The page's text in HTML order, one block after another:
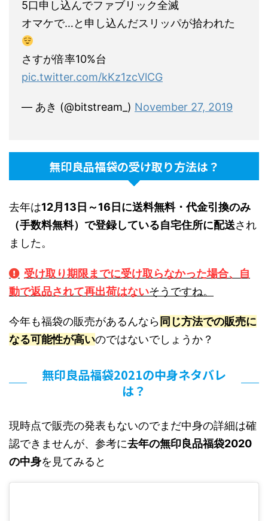
5口申し込んでファブリック全滅
オマケで…と申し込んだスリッパが拾われた
さすが倍率10%台
pic.twitter.com/kKz1zcVlCG
— あき (@bitstream_) November 27, 2019
無印良品福袋の受け取り方法は？
去年は12月13日～16日に送料無料・代金引換のみ
（手数料無料）で登録している自宅住所に配送され
ました。
受け取り期限までに受け取らなかった場合、自
動で返品されて再出荷はないそうですね。
今年も福袋の販売があるんなら 同じ方法での販売に
なる可能性が高いのではないでしょうか？
無印良品福袋2021の中身ネタバレ
は？
現時点で販売の発表もないのでまだ中身の詳細は確
認できませんが、参考に去年の無印良品福袋2020
の中身を見てみると